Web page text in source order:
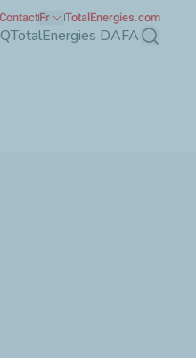
TotalEnergies DAFA
ContactFr TotalEnergies.com